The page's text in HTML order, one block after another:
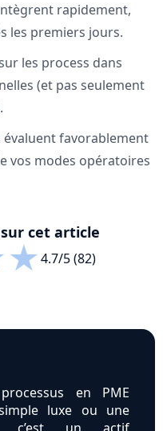
rapidement,
les premiers jours.
les process dans
(et pas seulement
favorablement
vos modes opératoires
cet article
★4.7/5 (82)
en PME
luxe ou une